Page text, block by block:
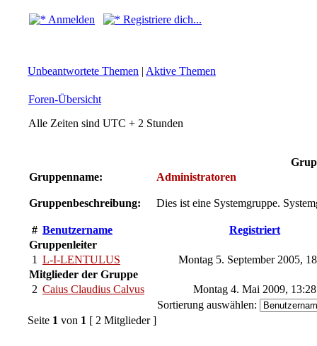
Anmelden Registriere dich...
Unbeantwortete Themen | Aktive Themen
Foren-Übersicht
Alle Zeiten sind UTC + 2 Stunden
Gruppenname:
Administratoren
Gruppenbeschreibung: Dies ist eine Systemgruppe.
# Benutzername
Registriert
Gruppenleiter
1 L-I-LENTULUS
Montag 5. September 2005,
Mitglieder der Gruppe
2 Caius Claudius Calvus
Montag 4. Mai 2009,
Sortierung auswählen:
Seite 1 von 1 [ 2 Mitglieder ]